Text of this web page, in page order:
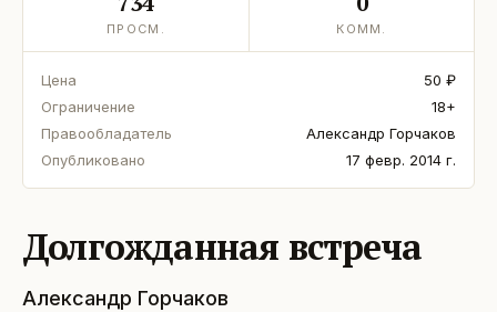
ПРОСМ. КОММ.
Цена
50 ₽
Ограничение
18+
Правообладатель
Александр Горчаков
Опубликовано
17 февр. 2014 г.
Долгожданная встреча
Александр Горчаков